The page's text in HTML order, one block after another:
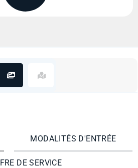
MODALITÉS D'ENTRÉE
DE SERVICE